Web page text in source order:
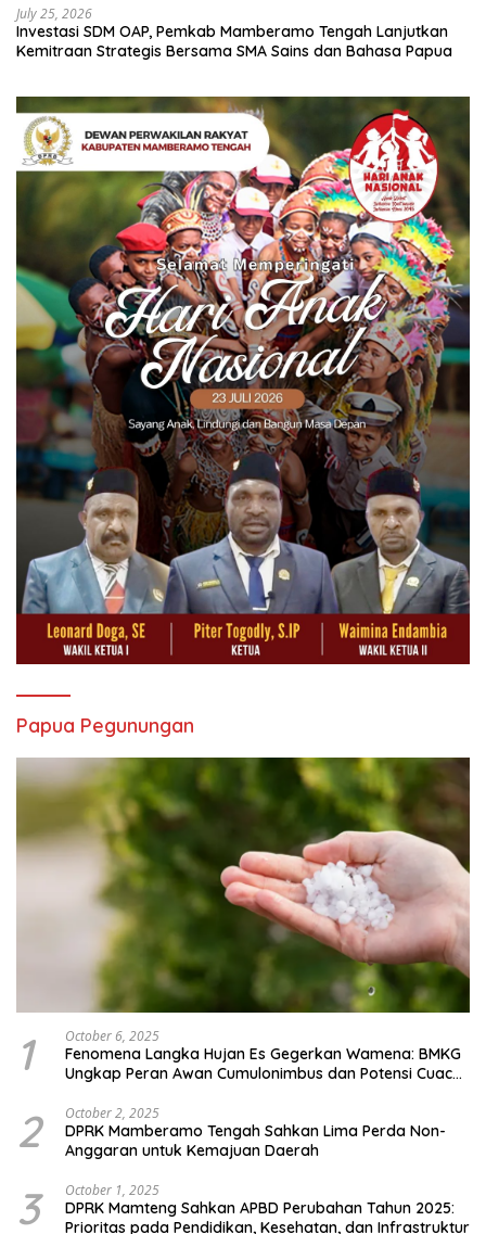
July 25, 2026
Investasi SDM OAP, Pemkab Mamberamo Tengah Lanjutkan
Kemitraan Strategis Bersama SMA Sains dan Bahasa Papua
Papua Pegunungan
1 October 6, 2025
Fenomena Langka Hujan Es Gegerkan Wamena: BMKG
Ungkap Peran Awan Cumulonimbus dan Potensi Cuaca
2 October 2, 2025
DPRK Mamberamo Tengah Sahkan Lima Perda Non-
Anggaran untuk Kemajuan Daerah
3 October 1, 2025
DPRK Mamteng Sahkan APBD Perubahan Tahun 2025:
Prioritas pada Pendidikan, Kesehatan, dan Infrastruktur